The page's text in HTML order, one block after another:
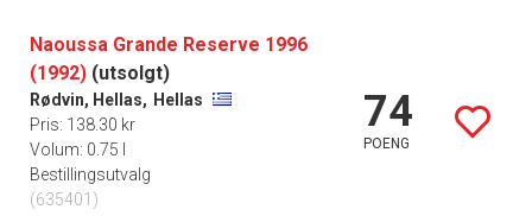
Naoussa Grande Reserve 1996
(1992) (utsolgt)
Rødvin, Hellas, Hellas
Pris: 138.30 kr
Volum: 0.75 l
Bestillingsutvalg
(635401)
74
POENG